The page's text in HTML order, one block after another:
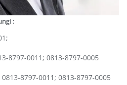
:
8797-0011; 0813-8797-0005
8797-0011; 0813-8797-0005